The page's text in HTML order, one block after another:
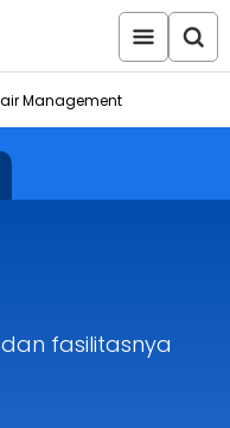
Management
fasilitasnya